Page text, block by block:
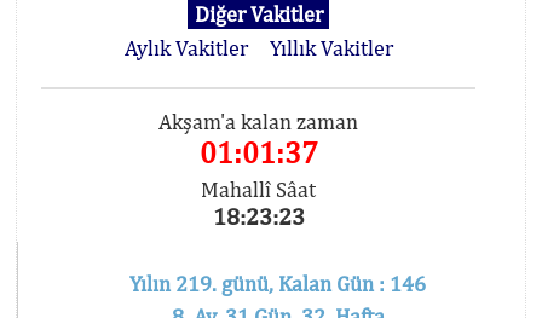
Diğer Vakitler
Aylık Vakitler
Yıllık Vakitler
Akşam'a kalan zaman
01:01:37
Mahallî Sâat
18:23:23
Yılın 219. günü, Kalan Gün : 146